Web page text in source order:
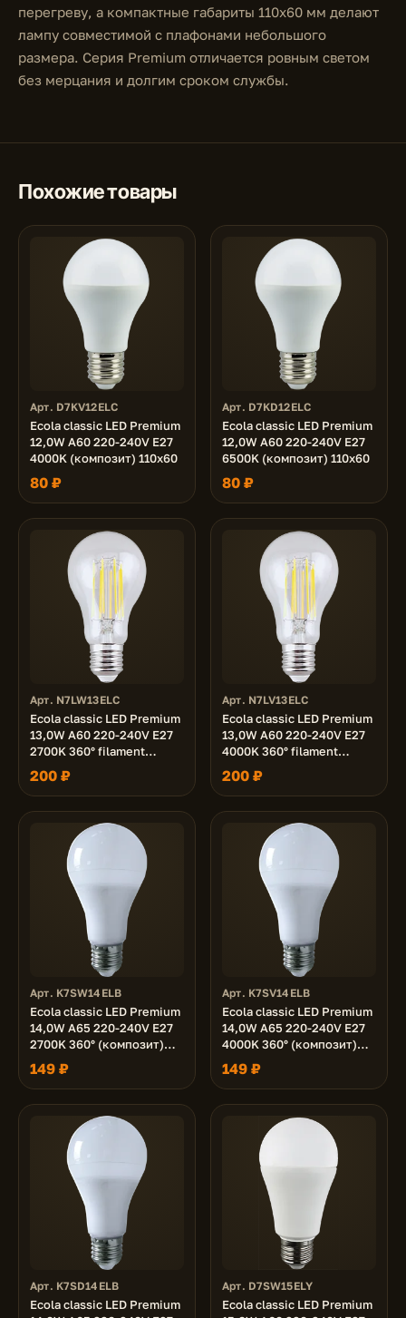
перегреву, а компактные габариты 110x60 мм делают
лампу совместимой с плафонами небольшого
размера. Серия Premium отличается ровным светом
без мерцания и долгим сроком службы.
Похожие товары
Арт. D7KV12ELC
Ecola classic LED Premium
12,0W A60 220-240V E27
4000K (композит) 110x60
80 ₽
Арт. D7KD12ELC
Ecola classic LED Premium
12,0W A60 220-240V E27
6500K (композит) 110x60
80 ₽
Арт. N7LW13ELC
Ecola classic LED Premium
13,0W A60 220-240V E27
2700K 360° filament
прозр. нитевидная (Ra 80,
100 Lm/W, КП=0) 110x60
200 ₽
Арт. N7LV13ELC
Ecola classic LED Premium
13,0W A60 220-240V E27
4000K 360° filament
прозр. нитевидная (Ra 80,
100 Lm/W, КП=0) 110x60
200 ₽
Арт. K7SW14ELB
Ecola classic LED Premium
14,0W A65 220-240V E27
2700K 360° (композит)
125x65
149 ₽
Арт. K7SV14ELB
Ecola classic LED Premium
14,0W A65 220-240V E27
4000K 360° (композит)
125x65
149 ₽
Арт. K7SD14ELB
Ecola classic LED Premium
Арт. D7SW15ELY
Ecola classic LED Premium